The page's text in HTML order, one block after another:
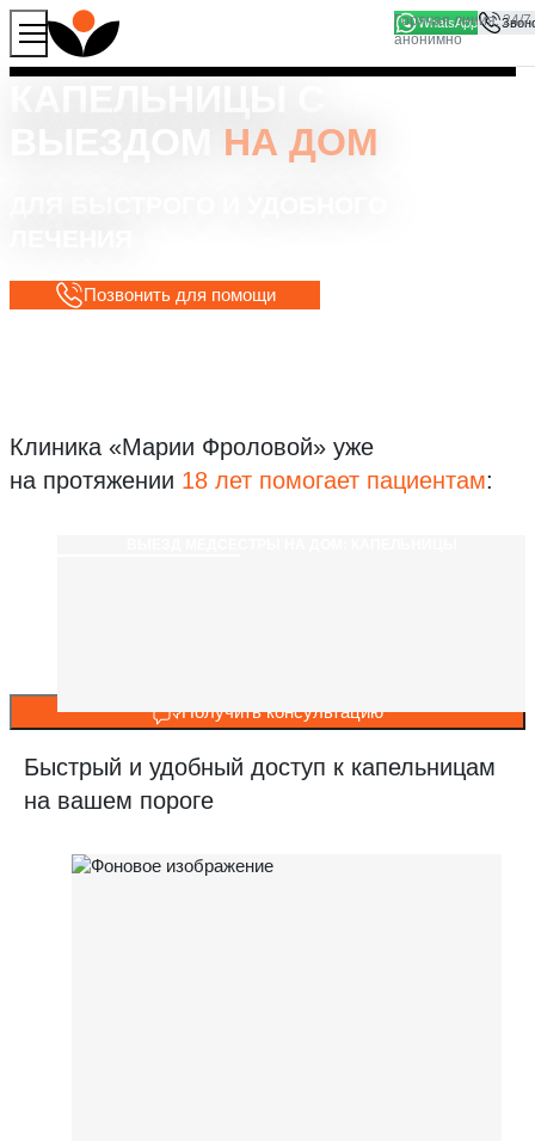
WhatsApp
НА ДОМ
Позвонить для помощи
Клиника «Марии Фроловой» уже
на протяжении 18 лет помогает пациентам:
Получить консультацию
Быстрый и удобный доступ к капельницам
на вашем пороге
Продолжая работу с сайтом, вы соглашаетесь на то, что
мы используем файлы
Хорошо